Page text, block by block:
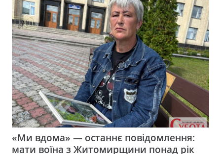
«Ми вдома» — останнє повідомлення:
мати воїна з Житомирщини понад рік